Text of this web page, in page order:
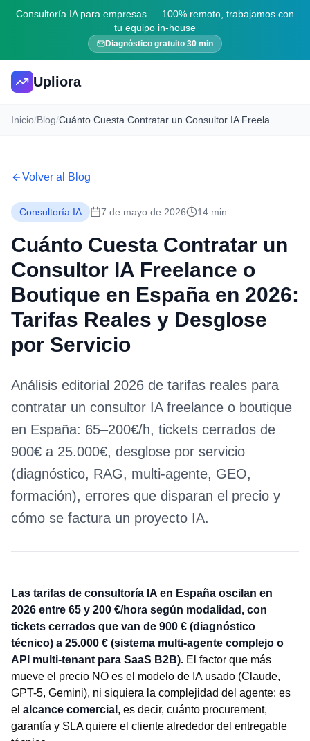
Consultoría IA para empresas — 100% remoto, trabajamos con
tu equipo in-house
Diagnóstico gratuito 30 min
Upliora
Inicio/Blog/
Volver al Blog
Consultoría IA 7 de mayo de 2026 14 min
Cuánto Cuesta Contratar un
Consultor IA Freelance o
Boutique en España en 2026:
Tarifas Reales y Desglose
por Servicio
Análisis editorial 2026 de tarifas reales para
contratar un consultor IA freelance o boutique
en España: 65–200€/h, tickets cerrados de
900€ a 25.000€, desglose por servicio
(diagnóstico, RAG, multi-agente, GEO,
formación), errores que disparan el precio y
cómo se factura un proyecto IA.
Las tarifas de consultoría IA en España oscilan en
2026 entre 65 y 200 €/hora según modalidad, con
tickets cerrados que van de 900 € (diagnóstico
técnico) a 25.000 € (sistema multi-agente complejo o
API multi-tenant para SaaS B2B). El factor que más
mueve el precio NO es el modelo de IA usado (Claude,
GPT-5, Gemini), ni siquiera la complejidad del agente: es
el alcance comercial , es decir, cuánto procurement,
garantía y SLA quiere el cliente alrededor del entregable